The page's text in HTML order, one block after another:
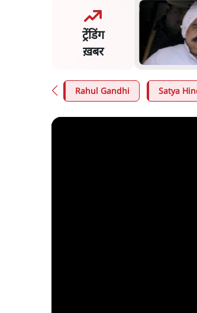
ट्रेंडिंग
ख़बर
अहमद के बेटे अबान अहमद
हादसे में मौत, जेल में बंद
Rahul Gandhi Satya